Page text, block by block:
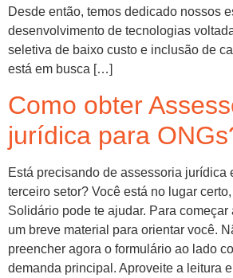
Desde então, temos dedicado nossos
desenvolvimento de tecnologias
seletiva de baixo custo e inclusão de
está em busca […]
Como obter
jurídica para
Está precisando de assessoria jurídica
terceiro setor? Você está no lugar
Solidário pode te ajudar. Para
um breve material para orientar você.
preencher agora o formulário ao lado
demanda principal. Aproveite a leitura